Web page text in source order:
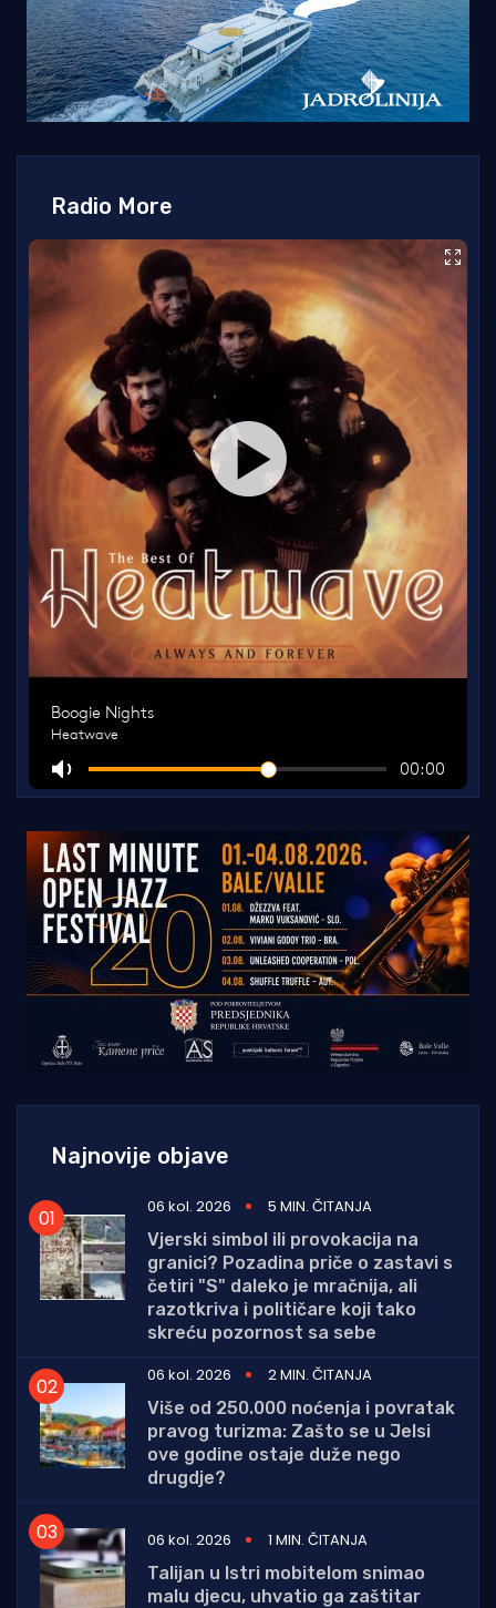
Radio More
Najnovije objave
06 kol. 2026
5 MIN. ČITANJA
Vjerski simbol ili provokacija na
granici? Pozadina priče o zastavi s
četiri "S" daleko je mračnija, ali
razotkriva i političare koji tako
skreću pozornost sa sebe
06 kol. 2026
2 MIN. ČITANJA
Više od 250.000 noćenja i povratak
pravog turizma: Zašto se u Jelsi
ove godine ostaje duže nego
drugdje?
06 kol. 2026
1 MIN. ČITANJA
Talijan u Istri mobitelom snimao
malu djecu, uhvatio ga zaštitar